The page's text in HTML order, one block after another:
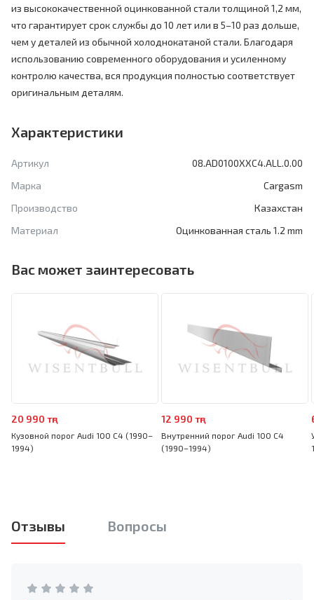
из высококачественной оцинкованной стали толщиной 1,2 мм,
что гарантирует срок службы до 10 лет или в 5–10 раз дольше,
чем у деталей из обычной холоднокатаной стали. Благодаря
использованию современного оборудования и усиленному
контролю качества, вся продукция полностью соответствует
оригинальным деталям.
Характеристики
Артикул
08.AD0100XXC4.ALL.0.00
Марка
Cargasm
Производство
Казахстан
Материал
Оцинкованная сталь 1.2 mm
Вас может заинтересовать
20 990 тңг
Кузовной порог Audi 100 C4 (1990–
1994)
12 990 тңг
Внутренний порог Audi 100 C4
(1990–1994)
Отзывы Вопросы